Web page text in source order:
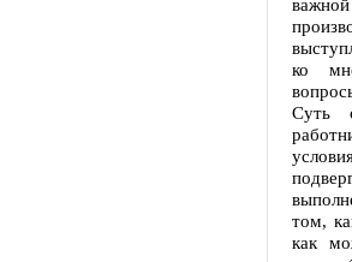
ко
Суть
том,
как